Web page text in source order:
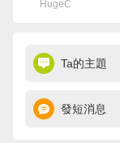
HugeC
Ta的主題
發短消息